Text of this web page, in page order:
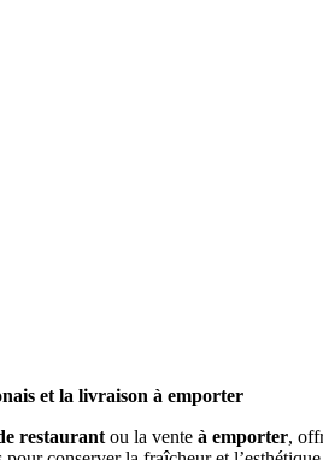
et la livraison à emporter
restaurant ou la vente à emporter,